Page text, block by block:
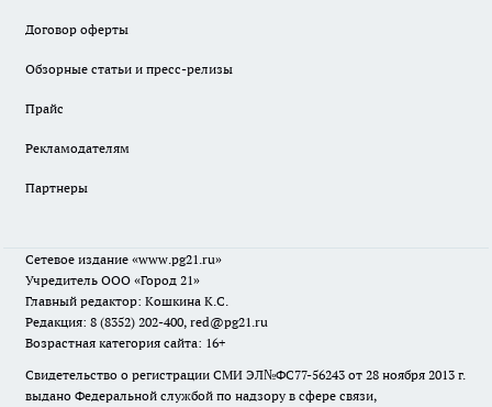
Договор оферты
Обзорные статьи и пресс-релизы
Прайс
Рекламодателям
Партнеры
Сетевое издание «www.pg21.ru»
Учредитель ООО «Город 21»
Главный редактор: Кошкина К.С.
Редакция: 8 (8352) 202-400, red@pg21.ru
Возрастная категория сайта: 16+
Свидетельство о регистрации СМИ ЭЛ№ФС77-56243 от 28 ноября 2013 г.
выдано Федеральной службой по надзору в сфере связи,